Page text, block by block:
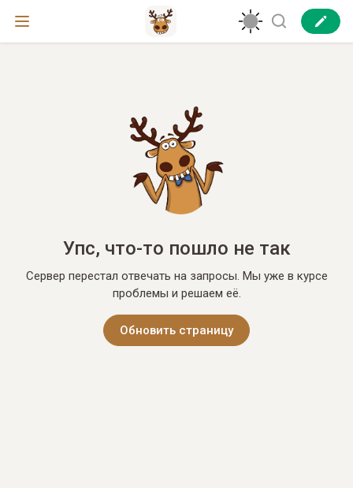
Упс, что-то пошло не так
Сервер перестал отвечать на запросы. Мы уже в курсе
проблемы и решаем её.
Обновить страницу